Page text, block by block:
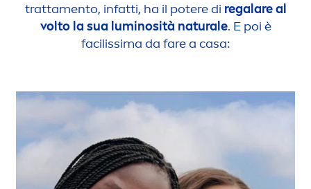
trattamento, infatti, ha il potere di regalare al
volto la sua luminosità naturale. E poi è
facilissima da fare a casa: